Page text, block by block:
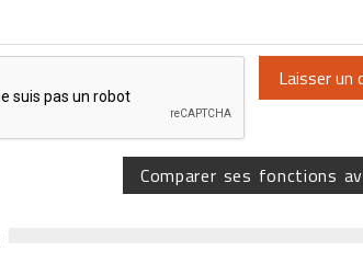
Comparer ses fonctions